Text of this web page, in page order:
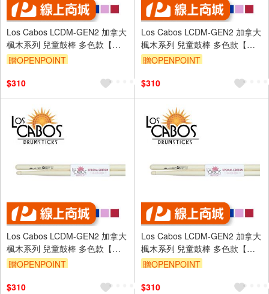
Los Cabos LCDM-GEN2 加拿大
楓木系列 兒童鼓棒 多色款【敦
煌樂器】
贈OPENPOINT
$310
Los Cabos LCDM-GEN2 加拿大
楓木系列 兒童鼓棒 多色款【敦
煌樂器】
贈OPENPOINT
$310
Los Cabos LCDM-GEN2 加拿大
楓木系列 兒童鼓棒 多色款【敦
煌樂器】
贈OPENPOINT
$310
Los Cabos LCDM-GEN2 加拿大
楓木系列 兒童鼓棒 多色款【敦
煌樂器】
贈OPENPOINT
$310